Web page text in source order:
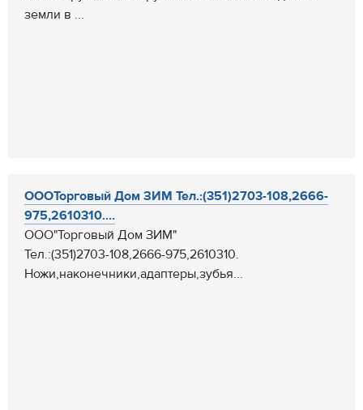
земли в ...
ОООТорговый Дом ЗИМ Тел.:(351)2703-108,2666-
975,2610310....
ООО"Торговый Дом ЗИМ"
Тел.:(351)2703-108,2666-975,2610310.
Ножи,наконечники,адаптеры,зубья...